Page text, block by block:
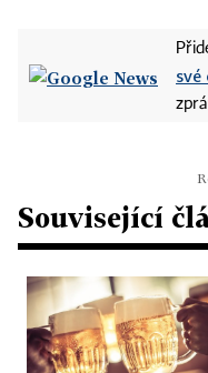
Související